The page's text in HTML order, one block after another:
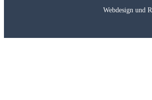
Webdesign und